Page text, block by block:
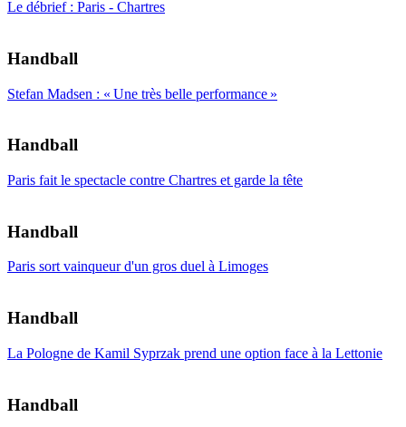
Le débrief : Paris - Chartres
Handball
Stefan Madsen : « Une très belle performance »
Handball
Paris fait le spectacle contre Chartres et garde la tête
Handball
Paris sort vainqueur d'un gros duel à Limoges
Handball
La Pologne de Kamil Syprzak prend une option face à la Lettonie
Handball